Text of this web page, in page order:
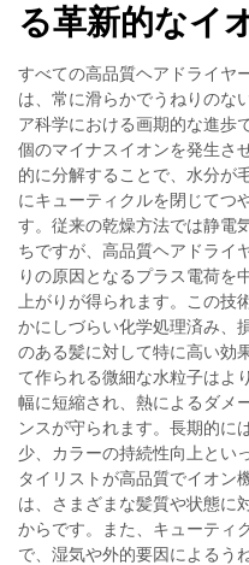
る革新的なイ
すべての高品質ヘアドライヤ
は、常に滑らかでうねりのな
ア科学における画期的な進歩
個のマイナスイオンを発生さ
的に分解することで、水分が
にキューティクルを閉じてつ
す。従来の乾燥方法では静電
ちですが、高品質ヘアドライ
りの原因となるプラス電荷を
上がりが得られます。この技
かにしづらい化学処理済み、
のある髪に対して特に高い効
て作られる微細な水粒子はよ
幅に短縮され、熱によるダメ
ンスが守られます。長期的に
少、カラーの持続性向上とい
タイリストが高品質でイオン
は、さまざまな髪質や状態に
からです。また、キューティ
で、湿気や外的要因によるう